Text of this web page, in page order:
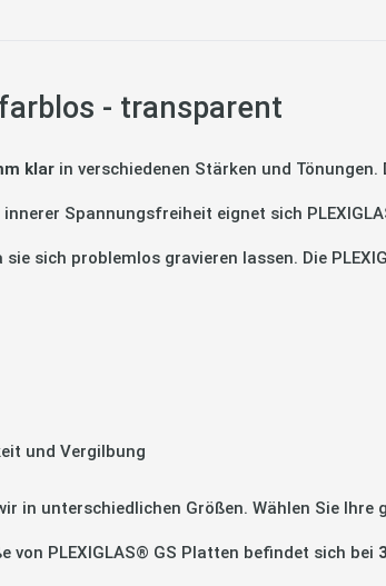
- transparent
klar in verschiedenen Stärken und
Spannungsfreiheit eignet sich
sich problemlos gravieren lassen. Die
und Vergilbung
in unterschiedlichen Größen. Wählen Sie
von PLEXIGLAS® GS Platten befindet sich bei